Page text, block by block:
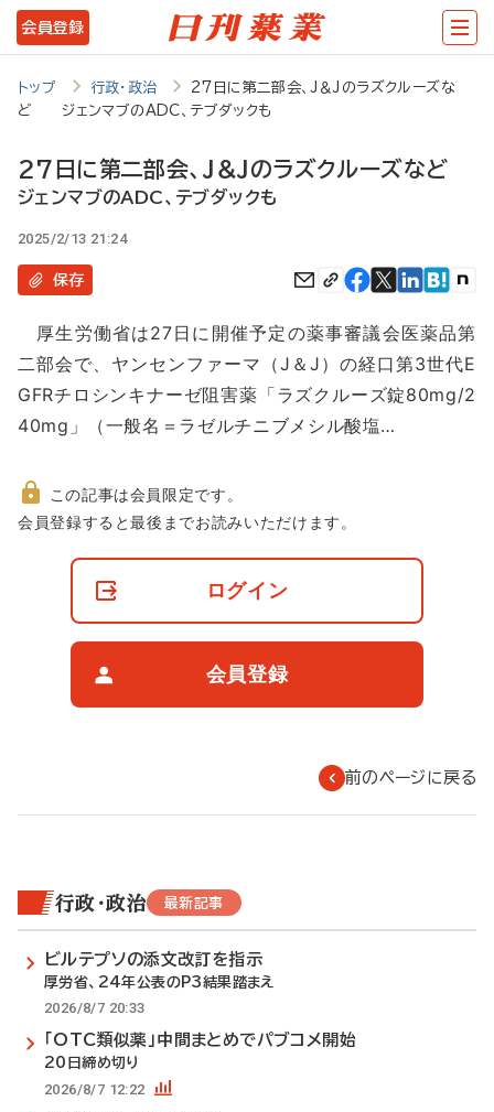
メ
イ
テ
ツ
に
動
会員登録
トップ 行政・政治
27日に第二部会、J＆Jのラズクルーズな
ど ジェンマブのADC、テブダックも
27日に第二部会、J＆Jのラズクルーズなど
ジェンマブのADC、テブダックも
2025/2/13 21:24
保存
厚生労働省は27日に開催予定の薬事審議会医薬品第
二部会で、ヤンセンファーマ（J＆J）の経口第3世代E
GFRチロシンキナーゼ阻害薬「ラズクルーズ錠80mg/2
40mg」（一般名＝ラゼルチニブメシル酸塩…
非
この記事は会員限定です。
会員登録すると最後までお読みいただけます。
ログイン
会員登録
前のページに戻る
行政・政治 最新記事
ビルテプソの添文改訂を指示
厚労省、24年公表のP3結果踏まえ
2026/8/7 20:33
「OTC類似薬」中間まとめでパブコメ開始
20日締め切り
2026/8/7 12:22